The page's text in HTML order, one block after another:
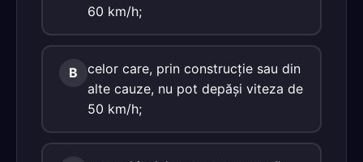
60 km/h;
B
celor care, prin construcţie sau din
alte cauze, nu pot depăşi viteza de
50 km/h;